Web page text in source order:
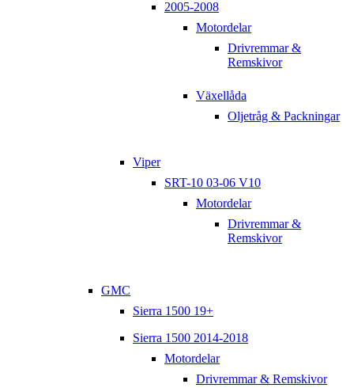
2005-2008
Motordelar
Drivremmar &
Remskivor
Växellåda
Oljetråg & Packningar
Viper
SRT-10 03-06 V10
Motordelar
Drivremmar &
Remskivor
GMC
Sierra 1500 19+
Sierra 1500 2014-2018
Motordelar
Drivremmar & Remskivor